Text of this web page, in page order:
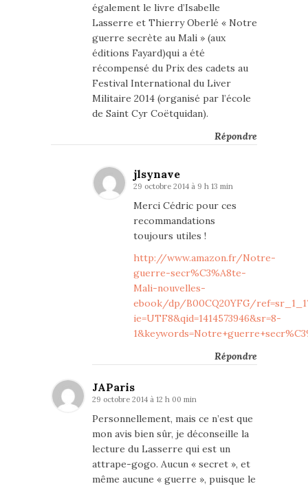
également le livre d’Isabelle
Lasserre et Thierry Oberlé « Notre
guerre secrète au Mali » (aux
éditions Fayard)qui a été
récompensé du Prix des cadets au
Festival International du Liver
Militaire 2014 (organisé par l’école
de Saint Cyr Coëtquidan).
Répondre
jlsynave
29 octobre 2014 à 9 h 13 min
Merci Cédric pour ces
recommandations
toujours utiles !
http://www.amazon.fr/Notre-
guerre-secr%C3%A8te-
Mali-nouvelles-
ebook/dp/B00CQ20YFG/
ie=UTF8&qid=1414573946&sr=8-
Répondre
JAParis
29 octobre 2014 à 12 h 00 min
Personnellement, mais ce n’est que
mon avis bien sûr, je déconseille la
lecture du Lasserre qui est un
attrape-gogo. Aucun « secret », et
même aucune « guerre », puisque le